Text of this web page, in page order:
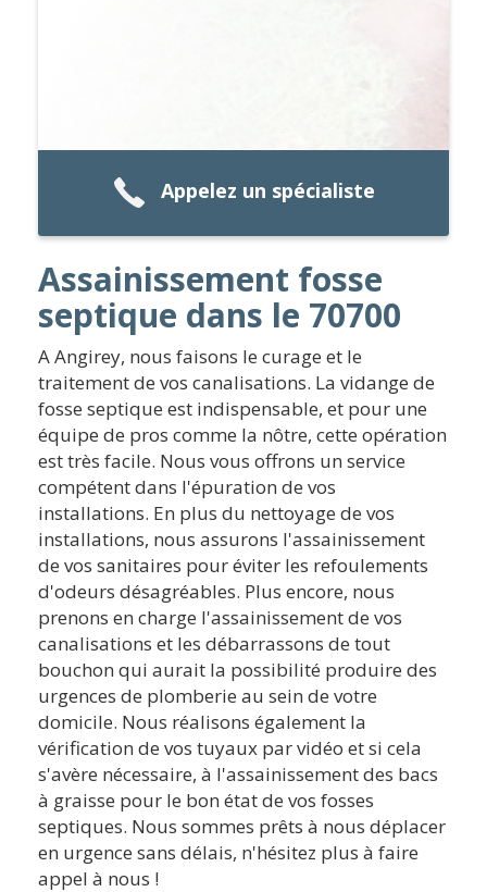
Appelez un spécialiste
Assainissement fosse
septique dans le 70700
A Angirey, nous faisons le curage et le
traitement de vos canalisations. La vidange de
fosse septique est indispensable, et pour une
équipe de pros comme la nôtre, cette opération
est très facile. Nous vous offrons un service
compétent dans l'épuration de vos
installations. En plus du nettoyage de vos
installations, nous assurons l'assainissement
de vos sanitaires pour éviter les refoulements
d'odeurs désagréables. Plus encore, nous
prenons en charge l'assainissement de vos
canalisations et les débarrassons de tout
bouchon qui aurait la possibilité produire des
urgences de plomberie au sein de votre
domicile. Nous réalisons également la
vérification de vos tuyaux par vidéo et si cela
s'avère nécessaire, à l'assainissement des bacs
à graisse pour le bon état de vos fosses
septiques. Nous sommes prêts à nous déplacer
en urgence sans délais, n'hésitez plus à faire
appel à nous !